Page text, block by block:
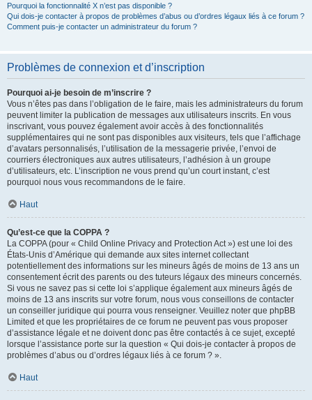
Pourquoi la fonctionnalité X n’est pas disponible ?
Qui dois-je contacter à propos de problèmes d’abus ou d’ordres légaux liés à ce forum ?
Comment puis-je contacter un administrateur du forum ?
Problèmes de connexion et d’inscription
Pourquoi ai-je besoin de m’inscrire ?
Vous n’êtes pas dans l’obligation de le faire, mais les administrateurs du forum
peuvent limiter la publication de messages aux utilisateurs inscrits. En vous
inscrivant, vous pouvez également avoir accès à des fonctionnalités
supplémentaires qui ne sont pas disponibles aux visiteurs, tels que l’affichage
d’avatars personnalisés, l’utilisation de la messagerie privée, l’envoi de
courriers électroniques aux autres utilisateurs, l’adhésion à un groupe
d’utilisateurs, etc. L’inscription ne vous prend qu’un court instant, c’est
pourquoi nous vous recommandons de le faire.
Haut
Qu’est-ce que la COPPA ?
La COPPA (pour « Child Online Privacy and Protection Act ») est une loi des
États-Unis d’Amérique qui demande aux sites internet collectant
potentiellement des informations sur les mineurs âgés de moins de 13 ans un
consentement écrit des parents ou des tuteurs légaux des mineurs concernés.
Si vous ne savez pas si cette loi s’applique également aux mineurs âgés de
moins de 13 ans inscrits sur votre forum, nous vous conseillons de contacter
un conseiller juridique qui pourra vous renseigner. Veuillez noter que phpBB
Limited et que les propriétaires de ce forum ne peuvent pas vous proposer
d’assistance légale et ne doivent donc pas être contactés à ce sujet, excepté
lorsque l’assistance porte sur la question « Qui dois-je contacter à propos de
problèmes d’abus ou d’ordres légaux liés à ce forum ? ».
Haut